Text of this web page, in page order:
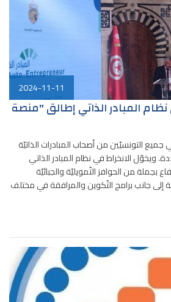
2024-11-11
المبادر الذاتي إطالق "منصة
التونسيّين من أصحاب المبادرات الذاتيّة
الانخراط في نظام المبادر الذاتي
بجملة من الحوافز التّمويليّة والجبائيّة
إلى جانب برامج التّكوين والمرافقة في مختلف